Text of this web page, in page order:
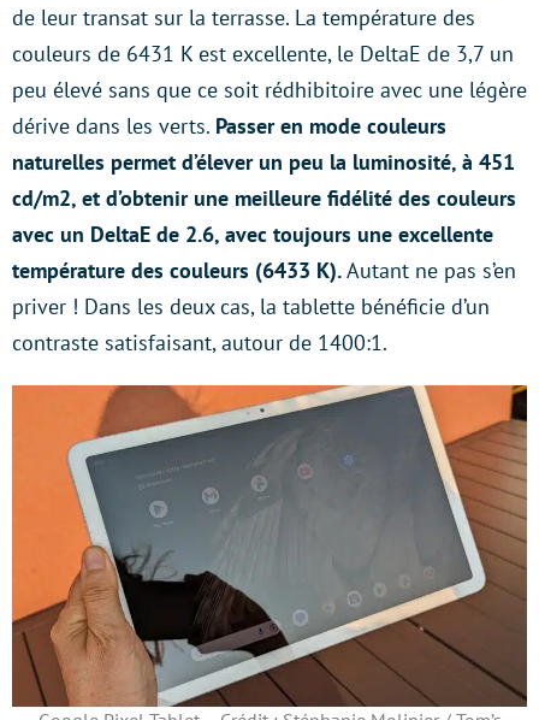
de leur transat sur la terrasse. La température des
couleurs de 6431 K est excellente, le DeltaE de 3,7 un
peu élevé sans que ce soit rédhibitoire avec une légère
dérive dans les verts. Passer en mode couleurs
naturelles permet d’élever un peu la luminosité, à 451
cd/m2, et d’obtenir une meilleure fidélité des couleurs
avec un DeltaE de 2.6, avec toujours une excellente
température des couleurs (6433 K).Autant ne pas s’en
priver ! Dans les deux cas, la tablette bénéficie d’un
contraste satisfaisant, autour de 1400:1.